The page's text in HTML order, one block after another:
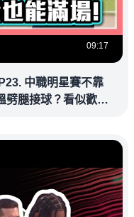
09:17
中職明星賽不靠
劈腿接球？看似歡樂